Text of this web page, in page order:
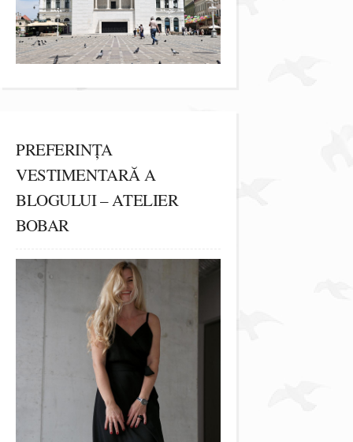
PREFERINȚA
VESTIMENTARĂ A
BLOGULUI – ATELIER
BOBAR